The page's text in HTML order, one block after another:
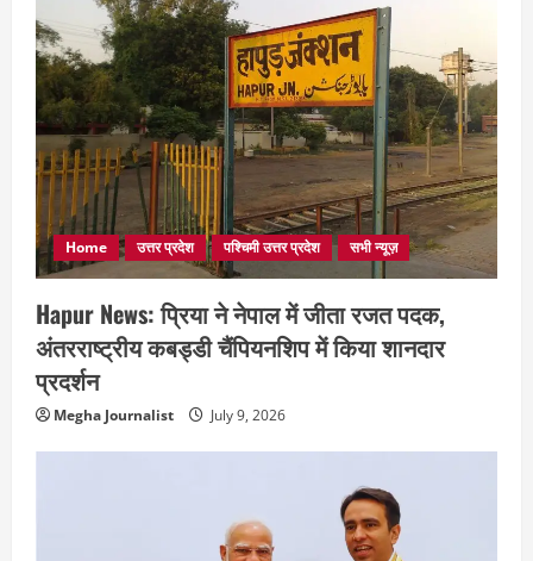
Home उत्तर प्रदेश पश्चिमी उत्तर प्रदेश सभी न्यूज़
Hapur News: प्रिया ने नेपाल में जीता रजत पदक,
अंतरराष्ट्रीय कबड्डी चैंपियनशिप में किया शानदार
प्रदर्शन
Megha Journalist July 9, 2026